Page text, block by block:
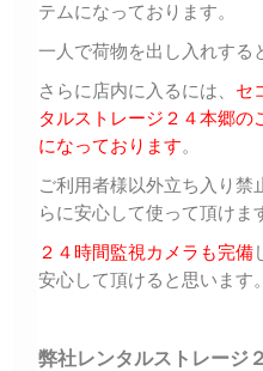
テムになっております。
一人で荷物を出し入れする
さらに店内に入るには、 セ
タルストレージ２４本郷の
になっております。
ご利用者様以外立ち入り禁
らに安心して使って頂けま
２４時間監視カメラも完備
安心して頂けると思います。
弊社レンタルストレージ